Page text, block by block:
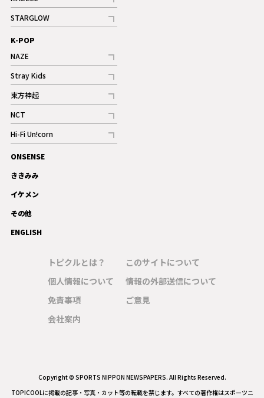
ギャラリー
記事
ギャラリー
STARGLOW
記事
K-POP
NAZE
記事
Stray Kids
記事
東方神起
記事
NCT
記事
Hi-Fi Un!corn
記事
ギャラリー
ONSENSE
ききみみ
イケメン
その他
ENGLISH
トピクルとは？
個人情報について
免責事項
会社案内
このサイトについて
情報の外部送信について
ご意見
Copyright © SPORTS NIPPON NEWSPAPERS. All Rights Reserved.
TOPICOOLに掲載の記事・写真・カット等の転載を禁じます。すべての著作権はスポーツニ